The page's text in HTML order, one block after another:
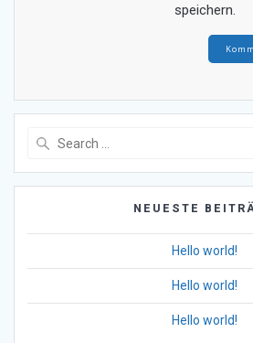
speichern.
NEUESTE
Hello world!
Hello world!
Hello world!